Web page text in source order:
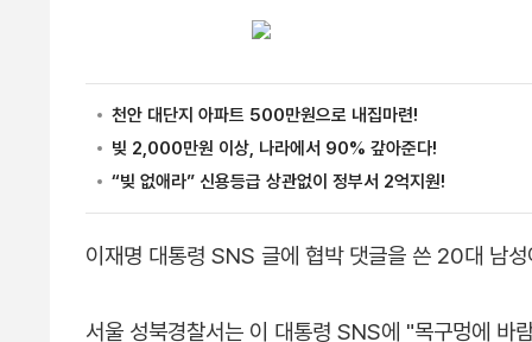
이재명 대통령 SNS 글에 협박 댓글을 쓴 20대 남성
서울 성북경찰서는 이 대통령 SNS에 "목구멍에 바